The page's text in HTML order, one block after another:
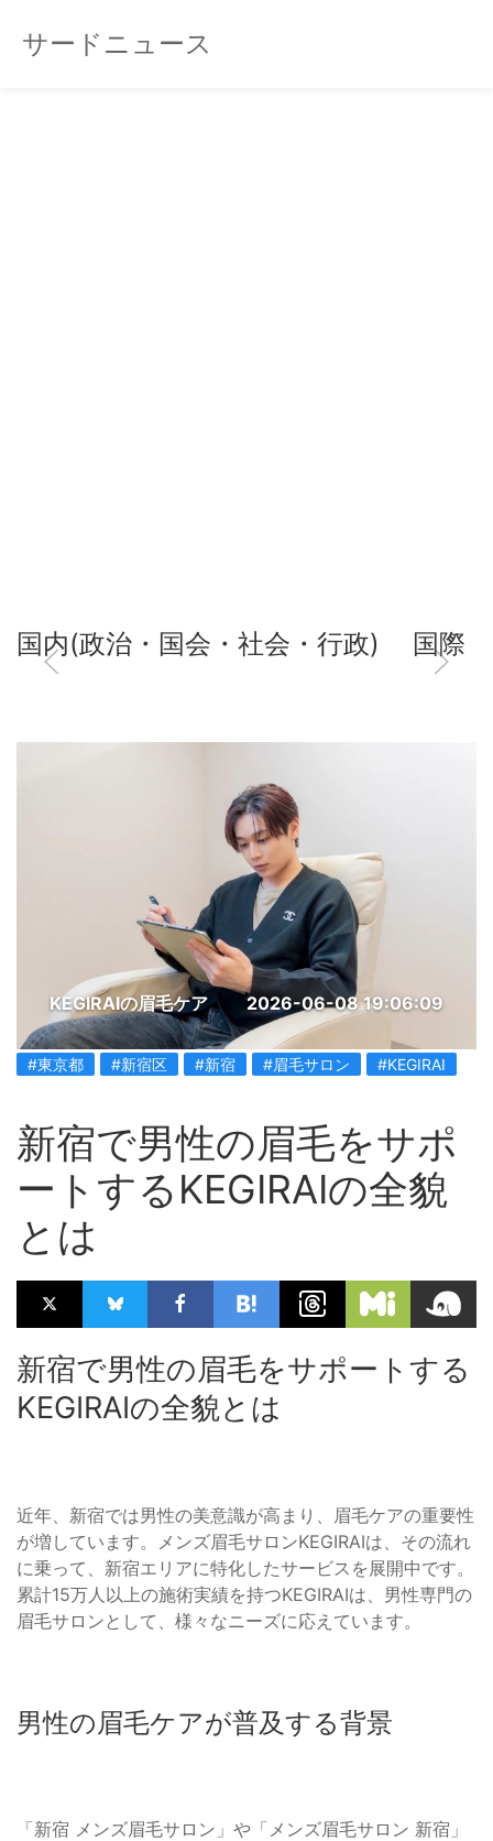
サードニュース
国内(政治・国会・社会・行政) 国際
KEGIRAIの眉毛ケア 2026-06-08 19:06:09
#東京都 #新宿区 #新宿 #眉毛サロン #KEGIRAI
新宿で男性の眉毛をサポ
ートするKEGIRAIの全貌
とは
新宿で男性の眉毛をサポートする
KEGIRAIの全貌とは
近年、新宿では男性の美意識が高まり、眉毛ケアの重要性
が増しています。メンズ眉毛サロンKEGIRAIは、その流れ
に乗って、新宿エリアに特化したサービスを展開中です。
累計15万人以上の施術実績を持つKEGIRAIは、男性専門の
眉毛サロンとして、様々なニーズに応えています。
男性の眉毛ケアが普及する背景
「新宿 メンズ眉毛サロン」や「メンズ眉毛サロン 新宿」